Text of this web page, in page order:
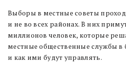
Выборы в местные советы
и не во всех районах. В них
миллионов человек, которые
местные общественные службы
и как ими будут управлять.